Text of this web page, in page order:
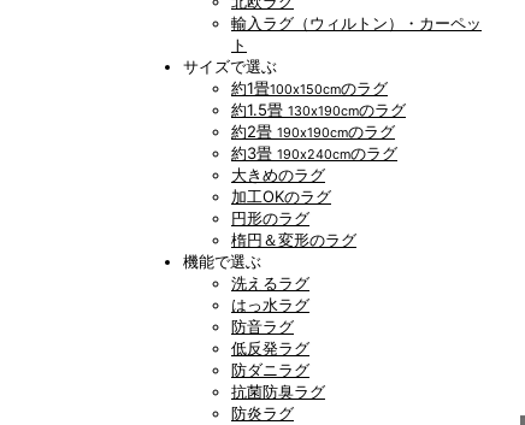
輸入ラグ（ウィルトン）・カーペッ
ト
サイズで選ぶ
約1畳100x150cmのラグ
約1.5畳 130x190cmのラグ
約2畳 190x190cmのラグ
約3畳 190x240cmのラグ
大きめのラグ
加工OKのラグ
円形のラグ
楕円＆変形のラグ
機能で選ぶ
洗えるラグ
はっ水ラグ
防音ラグ
低反発ラグ
防ダニラグ
抗菌防臭ラグ
防炎ラグ